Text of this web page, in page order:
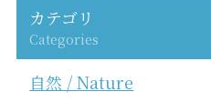
カテゴリ
Categories
自然 / Nature